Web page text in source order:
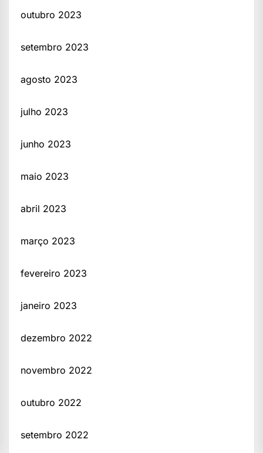
outubro 2023
setembro 2023
agosto 2023
julho 2023
junho 2023
maio 2023
abril 2023
março 2023
fevereiro 2023
janeiro 2023
dezembro 2022
novembro 2022
outubro 2022
setembro 2022